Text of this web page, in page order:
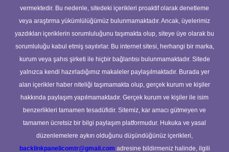
vermektedir. Bu nedenle, sitedeki içerikleri proaktif olarak denetleme
veya araştırma yükümlülüğümüz bulunmamaktadır. Ancak, üyelerimiz
yazdıkları içeriklerin sorumluluğunu taşımakta olup, siteye üye olarak bu
sorumluluğu kabul etmiş sayılırlar. Bu internet sitesi, herhangi bir marka,
kurum veya şahıs şirketi ile hiçbir bağlantısı bulunmamaktadır. Sitede
yalnızca kendi hazırladığımız makaleler paylaşılmaktadır. Burada yer
alan içerikler haber niteliği taşımamakta olup, gerçek kurum ve kişiler
hakkında paylaşım yapılmamaktadır. Gerçek kurum ve kişiler ile isim
benzerlikleri tamamen tesadüfidir. Sitemiz, kar amacı gütmeyen ve
tamamen ücretsiz bir bilgi paylaşım platformudur. Hukuka ve yasal
düzenlemelere aykırı olduğunu düşündüğünüz içerikleri,
backlinkpanelicomtr@gmail.com adresine bildirmeniz halinde, ilgili